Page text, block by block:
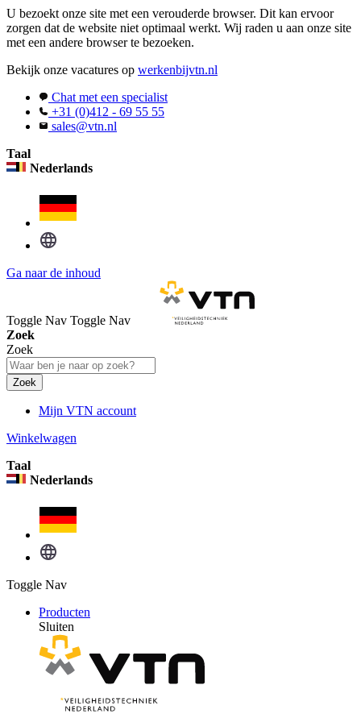
U bezoekt onze site met een verouderde browser. Dit kan ervoor
zorgen dat de website niet optimaal werkt. Wij raden u aan onze site
met een andere browser te bezoeken.
Bekijk onze vacatures op werkenbijvtn.nl
Chat met een specialist
+31 (0)412 - 69 55 55
sales@vtn.nl
Taal
Nederlands
Ga naar de inhoud
Toggle Nav Toggle Nav
Zoek
Zoek
Zoek
Mijn VTN account
Winkelwagen
Taal
Nederlands
Toggle Nav
Producten
Sluiten